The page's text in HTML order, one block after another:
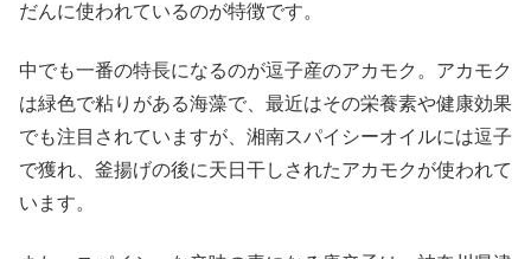
だんに使われているのが特徴です。
中でも一番の特長になるのが逗子産のアカモク。アカモク
は緑色で粘りがある海藻で、最近はその栄養素や健康効果
でも注目されていますが、湘南スパイシーオイルには逗子
で獲れ、釜揚げの後に天日干しされたアカモクが使われて
います。